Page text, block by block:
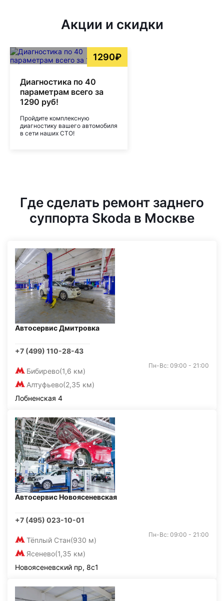
Акции и скидки
1290₽
Диагностика по 40
параметрам всего за
1290 руб!
Пройдите комплексную
диагностику вашего автомобиля
в сети наших СТО!
Где сделать ремонт заднего
суппорта Skoda в Москве
Автосервис Дмитровка
+7 (499) 110-28-43
Бибирево(1,6 км)
Алтуфьево(2,35 км)
Пн-Вс: 09:00 - 21:00
Лобненская 4
Автосервис Новоясеневская
+7 (495) 023-10-01
Тёплый Стан(930 м)
Ясенево(1,35 км)
Пн-Вс: 09:00 - 21:00
Новоясеневский пр, 8с1